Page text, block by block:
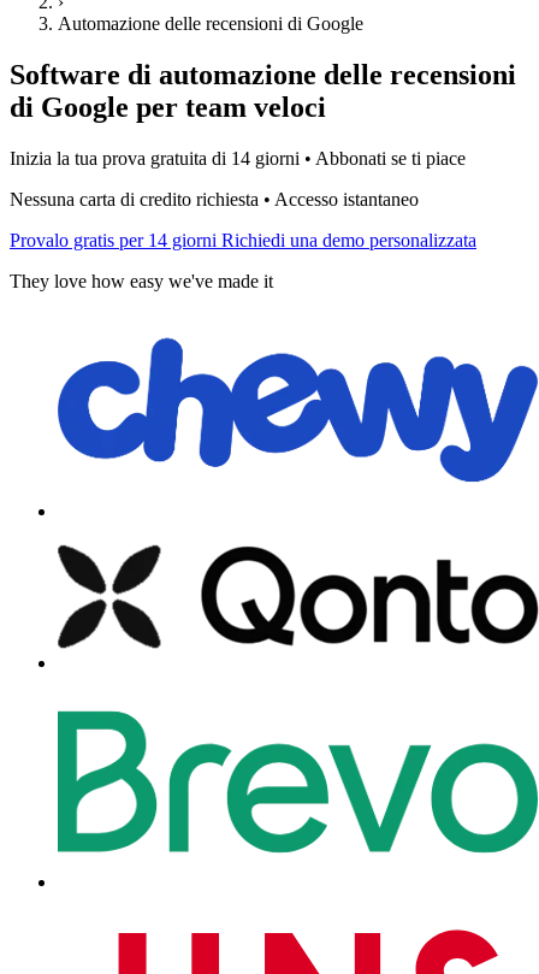
Automazione delle recensioni di Google
Software di automazione delle recensioni
di Google per team veloci
Inizia la tua prova gratuita di 14 giorni • Abbonati se ti piace
Nessuna carta di credito richiesta • Accesso istantaneo
Provalo gratis per 14 giorni Richiedi una demo personalizzata
They love how easy we've made it